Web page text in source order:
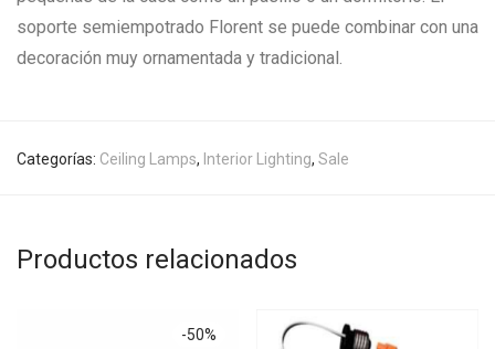
soporte semiempotrado Florent se puede combinar con una
decoración muy ornamentada y tradicional.
Categorías: Ceiling Lamps, Interior Lighting, Sale
Productos relacionados
-50%